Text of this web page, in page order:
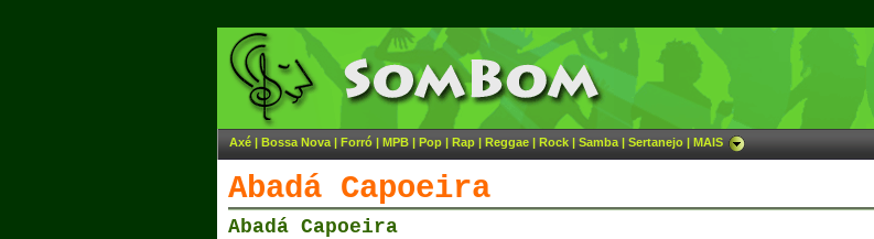
Axé | Bossa Nova | Forró | MPB | Pop | Rap | Reggae | Rock | Samba | Sertanejo | MAIS
Abadá Capoeira
Abadá Capoeira